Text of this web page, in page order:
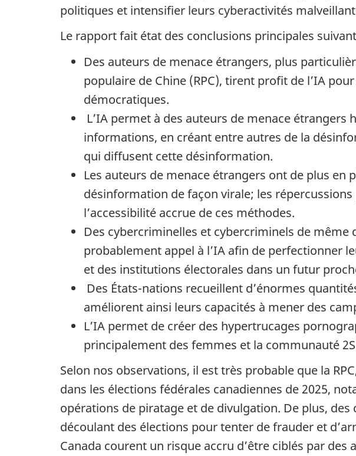
politiques et intensifier leurs cyberactivités
Le rapport fait état des conclusions principales
Des auteurs de menace étrangers, plus
populaire de Chine (RPC), tirent profit de l’IA
démocratiques.
L’IA permet à des auteurs de menace
informations, en créant entre autres de la
qui diffusent cette désinformation.
Les auteurs de menace étrangers ont de plus en
désinformation de façon virale; les
l’accessibilité accrue de ces méthodes.
Des cybercriminelles et cybercriminels de
probablement appel à l’IA afin de perfectionner
et des institutions électorales dans un futur
Des États-nations recueillent d’énormes
améliorent ainsi leurs capacités à mener des
L’IA permet de créer des hypertrucages
principalement des femmes et la communauté
Selon nos observations, il est très probable que la
dans les élections fédérales canadiennes de 2025,
opérations de piratage et de divulgation. De plus,
découlant des élections pour tenter de frauder et
Canada courent un risque accru d’être ciblés par